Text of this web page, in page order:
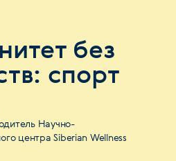
без
спорт
Научно-
центра Siberian Wellness